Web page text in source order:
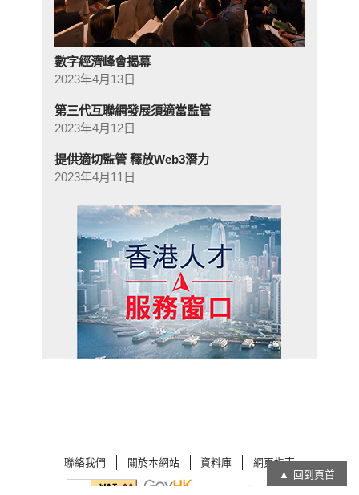
數字經濟峰會揭幕
2023年4月13日
第三代互聯網發展須適當監管
2023年4月12日
提供適切監管 釋放Web3潛力
2023年4月11日
聯絡我們 關於本網站 資料庫
網頁指南
回到頁首